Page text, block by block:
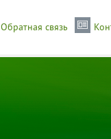
Обратная связь